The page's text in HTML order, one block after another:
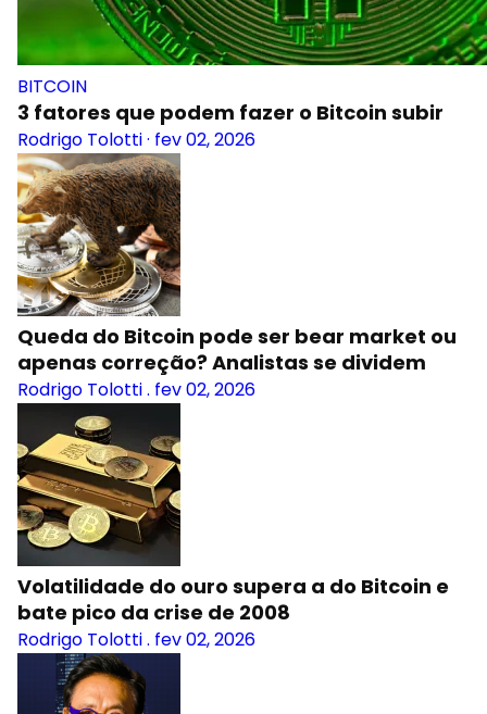
BITCOIN
3 fatores que podem fazer o Bitcoin subir
Rodrigo Tolotti· fev 02, 2026
Queda do Bitcoin pode ser bear market ou
apenas correção? Analistas se dividem
Rodrigo Tolotti. fev 02, 2026
Volatilidade do ouro supera a do Bitcoin e
bate pico da crise de 2008
Rodrigo Tolotti. fev 02, 2026